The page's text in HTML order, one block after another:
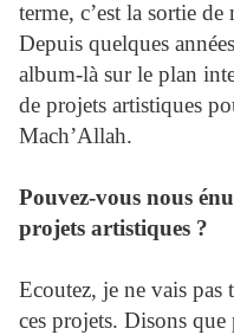
terme, c’est la sortie
Depuis quelques
album-là sur le plan
de projets artistiques
Mach’Allah.
Pouvez-vous nous
projets artistiques ?
Ecoutez, je ne vais
ces projets. Disons